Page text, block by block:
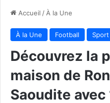
Accueil / À la Une
À la Une Football Sport
Découvrez la
maison de
Saoudite avec